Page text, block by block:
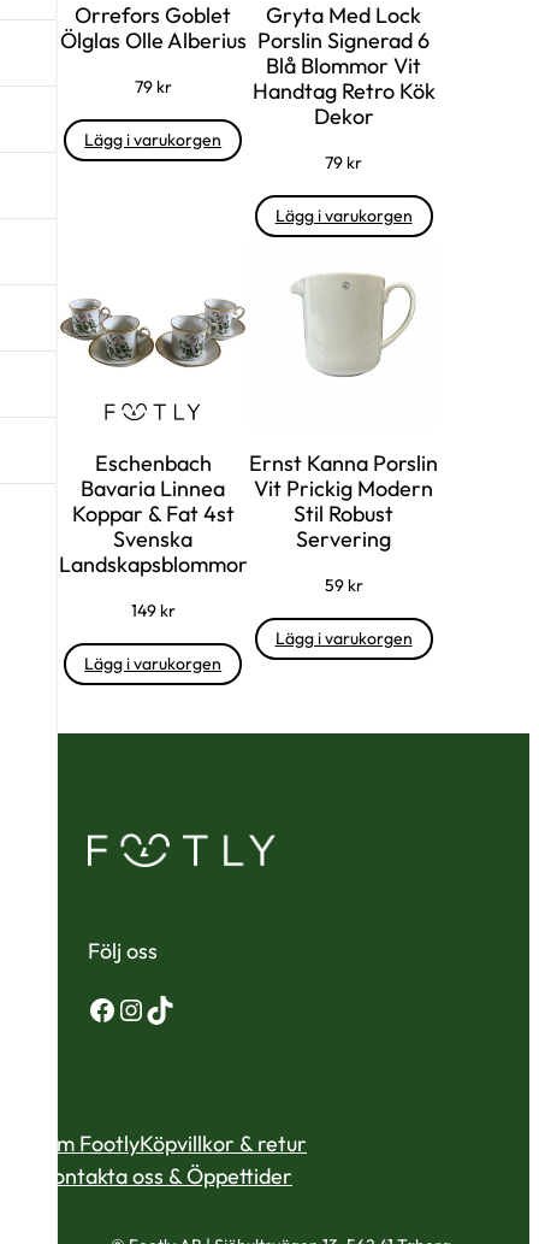
Orrefors Goblet
Ölglas Olle Alberius
79 kr
Lägg i varukorgen
Gryta Med Lock
Porslin Signerad 6
Blå Blommor Vit
Handtag Retro Kök
Dekor
79 kr
Lägg i varukorgen
Eschenbach
Bavaria Linnea
Koppar & Fat 4st
Svenska
Landskapsblommor
149 kr
Lägg i varukorgen
Ernst Kanna Porslin
Vit Prickig Modern
Stil Robust
Servering
59 kr
Lägg i varukorgen
Följ oss
Facebook
Instagram
TikTok
Om FootlyKöpvillkor & retur
Kontakta oss & Öppettider